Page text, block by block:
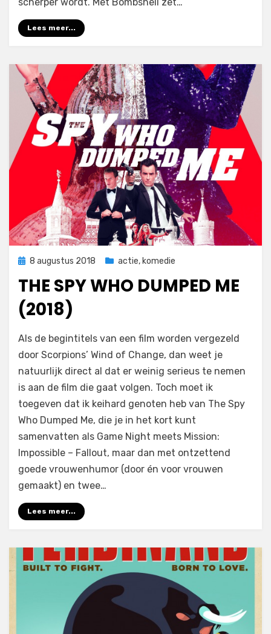
Lees meer...
Geplaatst
8 augustus 2018 actie, komedie
THE SPY WHO DUMPED ME
(2018)
door Filmofiel.nl
Laat een reactie achter
Spy
Who
Dumped
Me
(2018)
Als de begintitels van een film worden vergezeld
door Scorpions’ Wind of Change, dan weet je
natuurlijk direct al dat er weinig serieus te nemen
is aan de film die gaat volgen. Toch moet ik
toegeven dat ik keihard genoten heb van The Spy
Who Dumped Me, die je in het kort kunt
samenvatten als Game Night meets Mission:
Impossible – Fallout, maar dan met ontzettend
goede vrouwenhumor (door én voor vrouwen
gemaakt) en twee…
Lees meer...